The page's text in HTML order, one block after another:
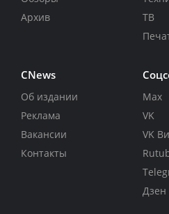
Архив
ТВ
CNews
Об издании
Реклама
Вакансии
Контакты
Max
VK
VK
Дзен